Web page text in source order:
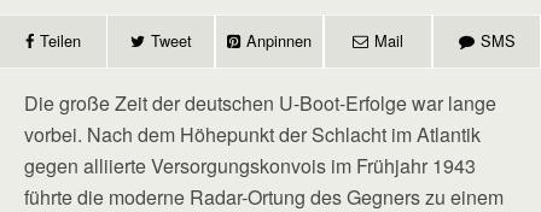
Teilen Tweet Anpinnen Mail SMS
Die große Zeit der deutschen U-Boot-Erfolge war lange
vorbei. Nach dem Höhepunkt der Schlacht im Atlantik
gegen alliierte Versorgungskonvois im Frühjahr 1943
führte die moderne Radar-­Ortung des Gegners zu einem